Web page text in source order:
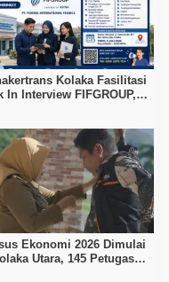
Kolaka Fasilitasi
In Interview FIFGROUP,
Ekonomi 2026 Dimulai
Utara, 145 Petugas